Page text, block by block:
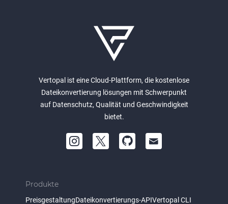
Vertopal ist eine Cloud-Plattform, die kostenlose
Dateikonvertierung lösungen mit Schwerpunkt
auf Datenschutz, Qualität und Geschwindigkeit
bietet.
Produkte
PreisgestaltungDateikonvertierungs-APIVertopal CLI